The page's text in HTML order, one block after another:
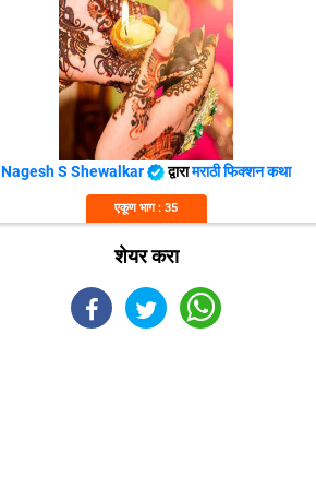
Nagesh S Shewalkar द्वारामराठी फिक्शन कथा
एकूण भाग : 35
शेयर करा